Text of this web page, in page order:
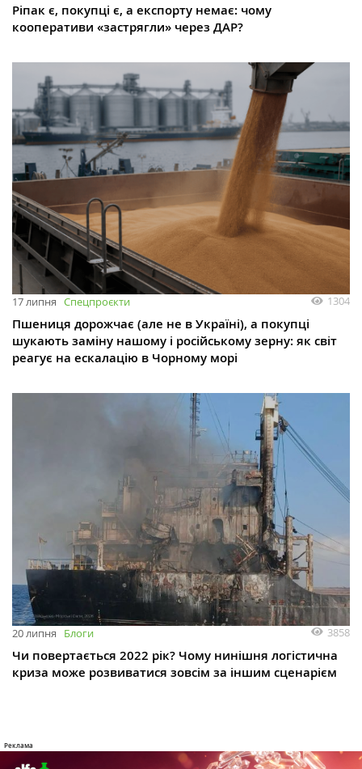
Ріпак є, покупці є, а експорту немає: чому
кооперативи «застрягли» через ДАР?
17 липня Спецпроєкти 1304
Пшениця дорожчає (але не в Україні), а покупці
шукають заміну нашому і російському зерну: як світ
реагує на ескалацію в Чорному морі
20 липня Блоги 3858
Чи повертається 2022 рік? Чому нинішня логістична
криза може розвиватися зовсім за іншим сценарієм